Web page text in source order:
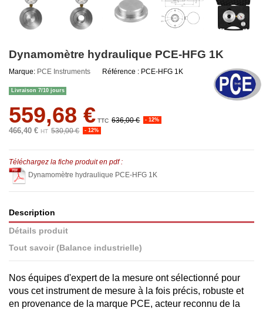
Dynamomètre hydraulique PCE-HFG 1K
Marque: PCE Instruments Référence : PCE-HFG 1K
Livraison 7/10 jours
559,68 € TTC 636,00 € - 12%
466,40 € HT 530,00 € - 12%
Téléchargez la fiche produit en pdf :
Dynamomètre hydraulique PCE-HFG 1K
Description
Détails produit
Tout savoir (Balance industrielle)
Nos équipes d'expert de la mesure ont sélectionné pour
vous cet instrument de mesure à la fois précis, robuste et
en provenance de la marque PCE, acteur reconnu de la